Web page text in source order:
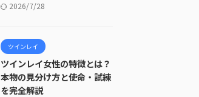
2026/7/28
ツインレイ
ツインレイ女性の特徴とは？
本物の見分け方と使命・試練
を完全解説